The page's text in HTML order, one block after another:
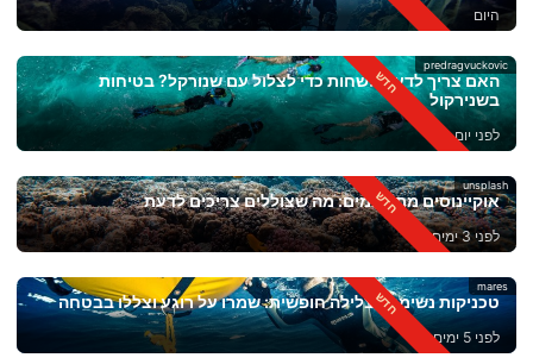
היום
predragvuckovic
האם צריך לדעת לשחות כדי לצלול עם שנורקל? בטיחות
בשנירקול
לפני יום אחד
unsplash
אוקיינוסים מתחממים: מה שצוללים צריכים לדעת
לפני 3 ימים
mares
טכניקות נשימה לצלילה חופשית: שמרו על רוגע וצללו בבטחה
לפני 5 ימים